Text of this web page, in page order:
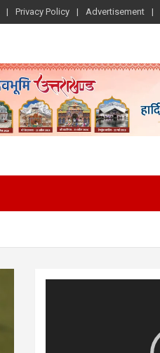
Privacy Policy Advertisement